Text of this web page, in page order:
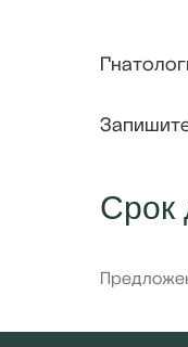
Срок